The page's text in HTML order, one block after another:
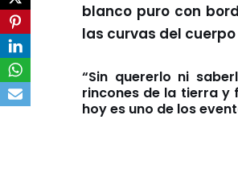
blanco puro con
las curvas del
“Sin quererlo ni
rincones de la tierra y
hoy es uno de los